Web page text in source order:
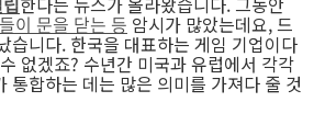
이 문을 닫는 등 암시가 많았는데요, 드
습니다. 한국을 대표하는 게임 기업이다
없겠죠? 수년간 미국과 유럽에서 각각
통합하는 데는 많은 의미를 가져다 줄 것